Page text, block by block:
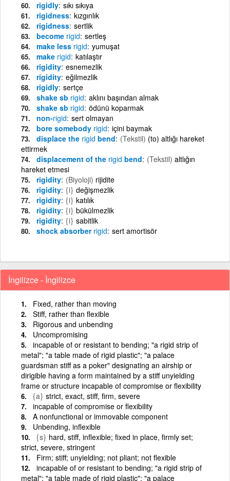
rigidly sıkı sıkıya
rigidness kızgınlık
rigidness sertlik
become rigid sertleş
make less rigid yumuşat
make rigid katılaştır
rigidity esnemezlik
rigidity eğilmezlik
rigidly sertçe
shake sb rigid aklını başından almak
shake sb rigid ödünü koparmak
non-rigid sert olmayan
bore somebody rigid içini baymak
displace the rigid bend (Tekstil) (to) altlığı hareket
ettirmek
displacement of the rigid bend (Tekstil) altlığın
hareket etmesi
rigidity (Biyoloji) rijidite
rigidity {i} değişmezlik
rigidity {i} katılık
rigidity {i} bükülmezlik
rigidity {i} sabitlik
shock absorber rigid sert amortisör
İngilizce - İngilizce
Fixed, rather than moving
Stiff, rather than flexible
Rigorous and unbending
Uncompromising
incapable of or resistant to bending; "a rigid strip of
metal"; "a table made of rigid plastic"; "a palace
guardsman stiff as a poker" designating an airship or
dirigible having a form maintained by a stiff unyielding
frame or structure incapable of compromise or flexibility
{a} strict, exact, stiff, firm, severe
incapable of compromise or flexibility
A nonfunctional or immovable component
Unbending, inflexible
{s} hard, stiff, inflexible; fixed in place, firmly set;
strict, severe, stringent
Firm; stiff; unyielding; not pliant; not flexible
incapable of or resistant to bending; "a rigid strip of
metal"; "a table made of rigid plastic"; "a palace